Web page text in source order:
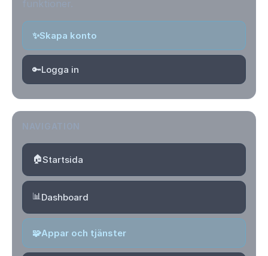
✨Skapa konto
🔑Logga in
🏠Startsida
📊Dashboard
🧩Appar och tjänster